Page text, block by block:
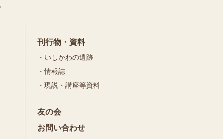
刊行物・資料
いしかわの遺跡
情報誌
現説・講座等資料
友の会
お問い合わせ